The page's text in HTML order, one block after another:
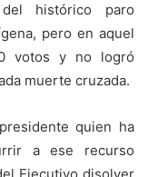
histórico paro
pero en aquel
votos y no logró
muerte cruzada.
quien ha
a ese recurso